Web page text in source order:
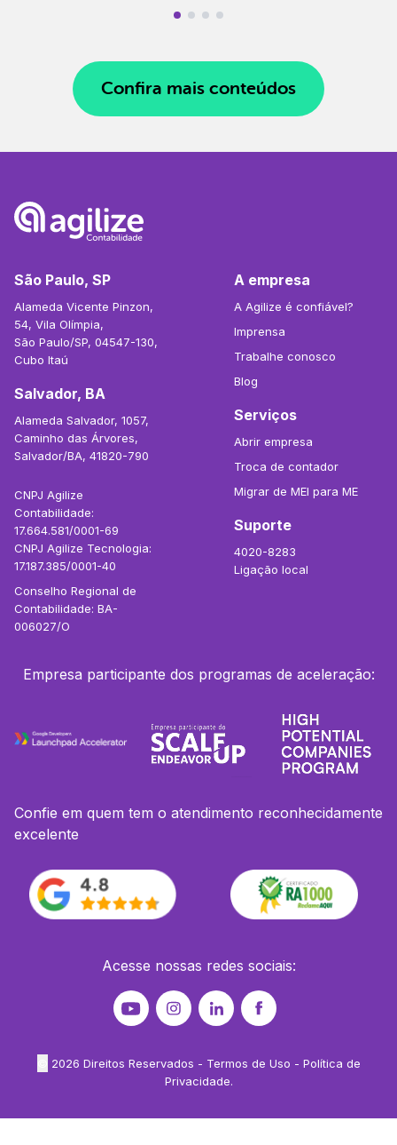
Confira mais conteúdos
São Paulo, SP
Alameda Vicente Pinzon,
54, Vila Olímpia,
São Paulo/SP, 04547-130,
Cubo Itaú
Salvador, BA
Alameda Salvador, 1057,
Caminho das Árvores,
Salvador/BA, 41820-790
CNPJ Agilize
Contabilidade:
17.664.581/0001-69
CNPJ Agilize Tecnologia:
17.187.385/0001-40
Conselho Regional de
Contabilidade: BA-
006027/O
A empresa
A Agilize é confiável?
Imprensa
Trabalhe conosco
Blog
Serviços
Abrir empresa
Troca de contador
Migrar de MEI para ME
Suporte
4020-8283
Ligação local
Empresa participante dos programas de aceleração:
Confie em quem tem o atendimento reconhecidamente
excelente
Acesse nossas redes sociais:
2026 Direitos Reservados - Termos de Uso - Política de
Privacidade.